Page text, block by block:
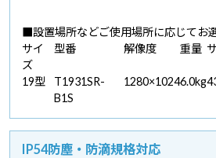
■設置場所などご使用場所に応じてお
サイ
ズ
型番 解像度 重量
19型
T1931SR-
B1S
1280×10246.0kg
IP54防塵・防滴規格対応